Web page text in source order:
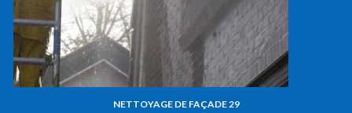
NETTOYAGE DE FAÇADE 29